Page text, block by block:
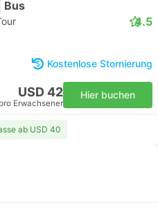
Bus
4.5
Kostenlose Stornierung
USD 42
pro Erwachsener
Hier buchen
ab USD 40